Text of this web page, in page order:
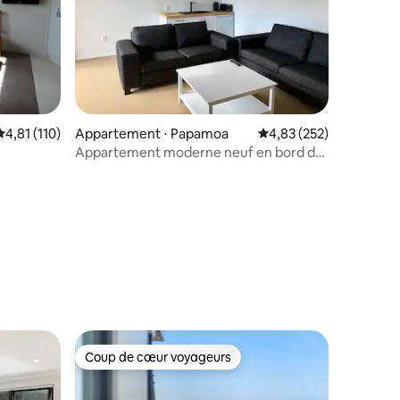
: 4,99 sur 5
moyenne sur la base de 110 commentaires : 4,81 sur 5
4,81 (110)
Appartement ⋅ Papamoa Évaluation moyenne
4,83 (252)
Appartement moderne neuf en bord de
Coup de cœur voyageurs
Coup de cœur voyageurs